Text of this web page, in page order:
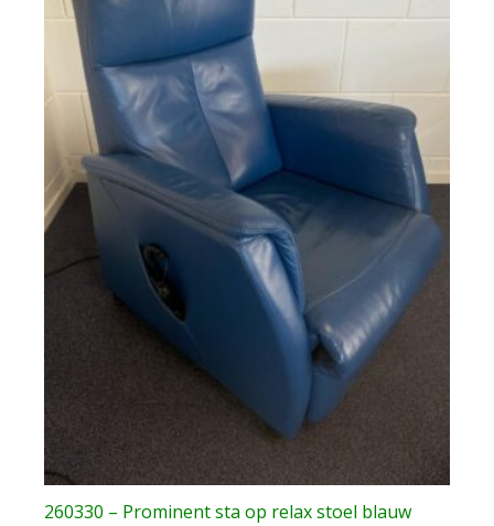
260330 – Prominent sta op relax stoel blauw